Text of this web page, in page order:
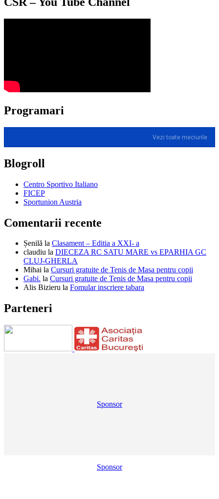
Programari
Vezi toate meciurile
Blogroll
Centro Sportivo Italiano
FICEP
Sportunion Austria
Comentarii recente
Șenilă la Clasament – Editia a XXI- a
claudiu la DIECEZA RC SATU MARE vs EPARHIA GC
CLUJ-GHERLA
Mihai la Cursuri gratuite de Tenis de Masa pentru copii
Gabi. la Cursuri gratuite de Tenis de Masa pentru copii
Alis Bizieru la Fomular inscriere tabara
Parteneri
Sponsor
Sponsor